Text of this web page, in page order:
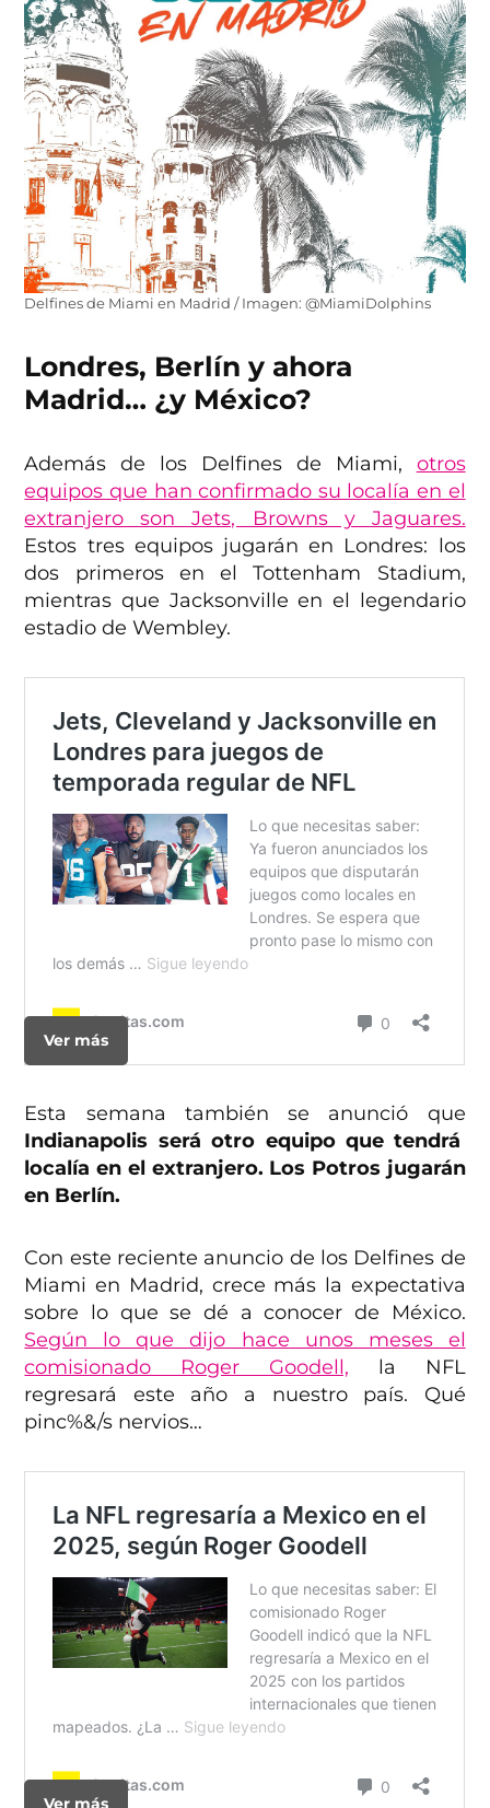
Delfines de Miami en Madrid / Imagen: @MiamiDolphins
Londres, Berlín y ahora
Madrid… ¿y México?
Además de los Delfines de Miami, otros
equipos que han confirmado su localía en el
extranjero son Jets, Browns y Jaguares.
Estos tres equipos jugarán en Londres: los
dos primeros en el Tottenham Stadium,
mientras que Jacksonville en el legendario
estadio de Wembley.
Ver más
Esta semana también se anunció que
Indianapolis será otro equipo que tendrá
localía en el extranjero. Los Potros jugarán
en Berlín.
Con este reciente anuncio de los Delfines de
Miami en Madrid, crece más la expectativa
sobre lo que se dé a conocer de México.
Según lo que dijo hace unos meses el
comisionado Roger Goodell, la NFL
regresará este año a nuestro país. Qué
pinc%&/s nervios…